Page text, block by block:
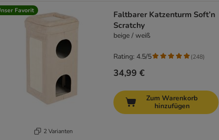
Favorit
2 Varianten
Faltbarer Katzenturm Soft’n
Scratchy
beige / weiß
34,99 €
Rating: 4.5/5 (248)
Zum Warenkorb
hinzufügen